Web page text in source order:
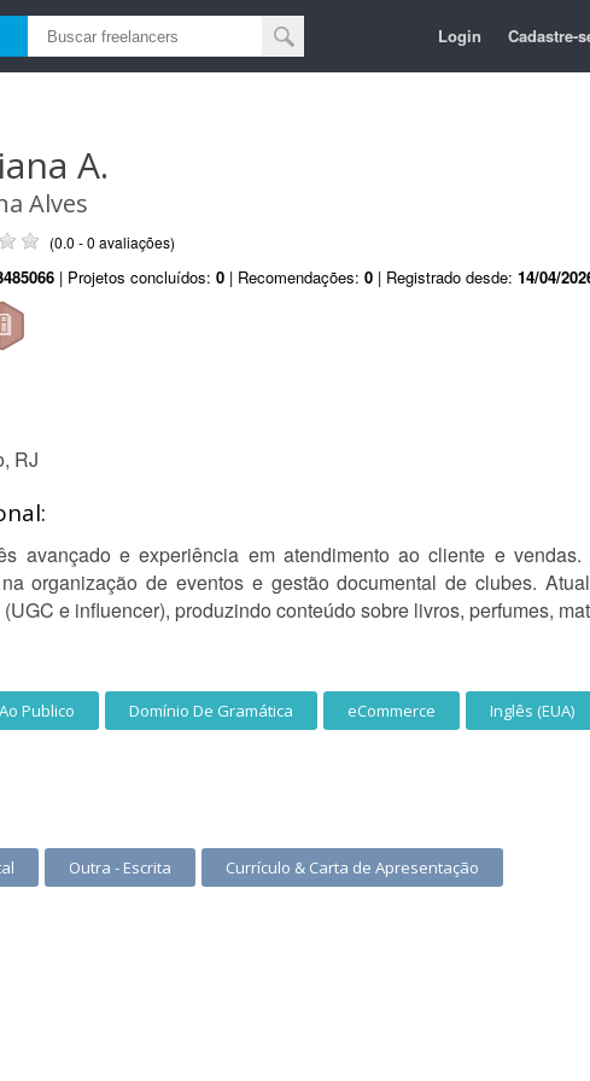
Login Cadastre-
A.
Alves
(0.0 - 0 avaliações)
| Projetos concluídos: 0 | Recomendações: 0 | Registrado desde: 14/04/
RJ
avançado e experiência em atendimento ao cliente e
organização de eventos e gestão documental de clubes.
e influencer), produzindo conteúdo sobre livros, perfumes,
Publico Domínio De Gramática eCommerce Inglês (EUA)
Outra - Escrita Currículo & Carta de Apresentação